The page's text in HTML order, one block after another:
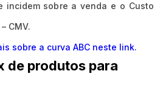
incidem sobre a venda e o Custo
CMV.
sobre a curva ABC neste link.
de produtos para